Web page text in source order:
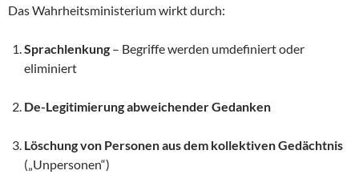
Das Wahrheitsministerium wirkt durch:
Sprachlenkung – Begriffe werden umdefiniert oder
eliminiert
De-Legitimierung abweichender Gedanken
Löschung von Personen aus dem kollektiven Gedächtnis
(„Unpersonen“)